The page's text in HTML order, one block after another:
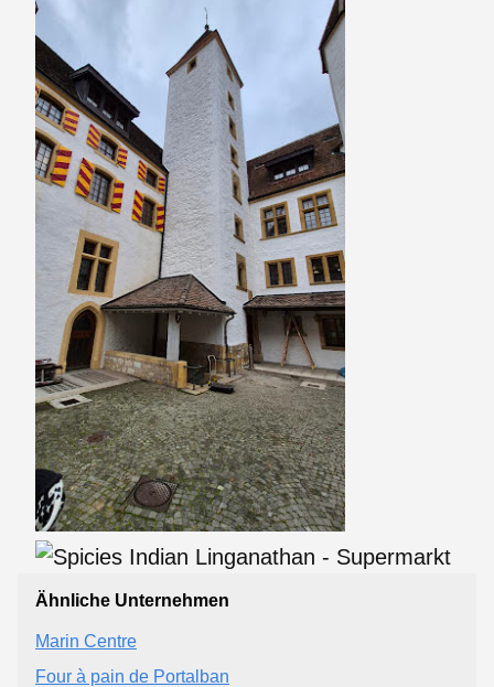
Ähnliche Unternehmen
Marin Centre
Four à pain de Portalban